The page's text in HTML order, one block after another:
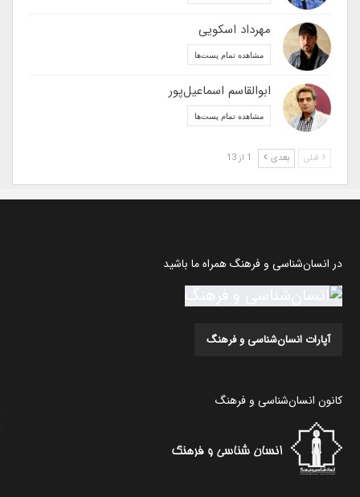
مهرداد اسکویی
مشاهده تمام پست‌ها
ابوالقاسم اسماعیل‌پور
مشاهده تمام پست‌ها
قبلی بعدی
در انسان‌شناسی و فرهنگ همراه ما باشید
آپارات انسان‌شناسی و فرهنگ
کانون انسان‌شناسی و فرهنگ